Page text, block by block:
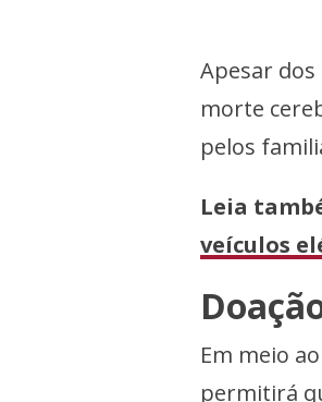
Apesar
morte
pelos
Leia
veículos
Em meio
permitirá